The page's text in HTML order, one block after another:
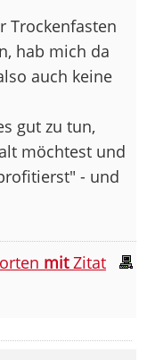
Trockenfasten
hab mich da
auch keine
gut zu tun,
möchtest und
- und
mitZitat